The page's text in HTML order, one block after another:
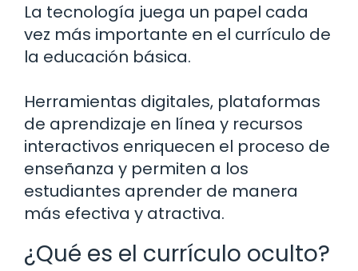
La tecnología juega un papel cada
vez más importante en el currículo de
la educación básica.
Herramientas digitales, plataformas
de aprendizaje en línea y recursos
interactivos enriquecen el proceso de
enseñanza y permiten a los
estudiantes aprender de manera
más efectiva y atractiva.
¿Qué es el currículo oculto?